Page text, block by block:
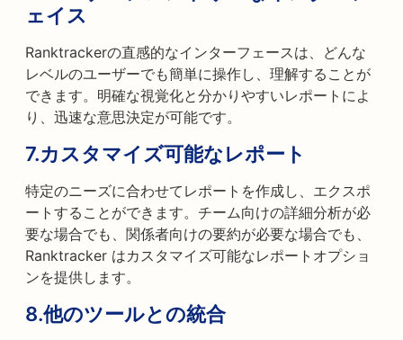
ェイス
Ranktrackerの直感的なインターフェースは、どんな
レベルのユーザーでも簡単に操作し、理解することが
できます。明確な視覚化と分かりやすいレポートによ
り、迅速な意思決定が可能です。
7.カスタマイズ可能なレポート
特定のニーズに合わせてレポートを作成し、エクスポ
ートすることができます。チーム向けの詳細分析が必
要な場合でも、関係者向けの要約が必要な場合でも、
Ranktracker はカスタマイズ可能なレポートオプショ
ンを提供します。
8.他のツールとの統合